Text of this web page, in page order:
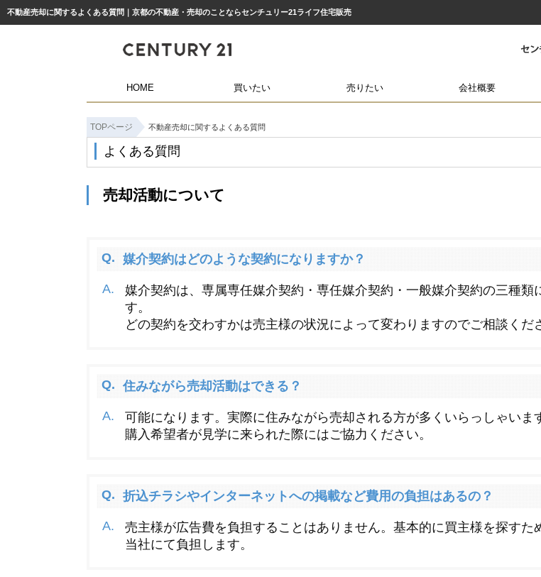
不動産売却に関するよくある質問｜京都の不動産・売却のことならセンチュリー21ライフ住宅販売
HOME 買いたい 売りたい 会社概要
TOPページ 不動産売却に関するよくある質問